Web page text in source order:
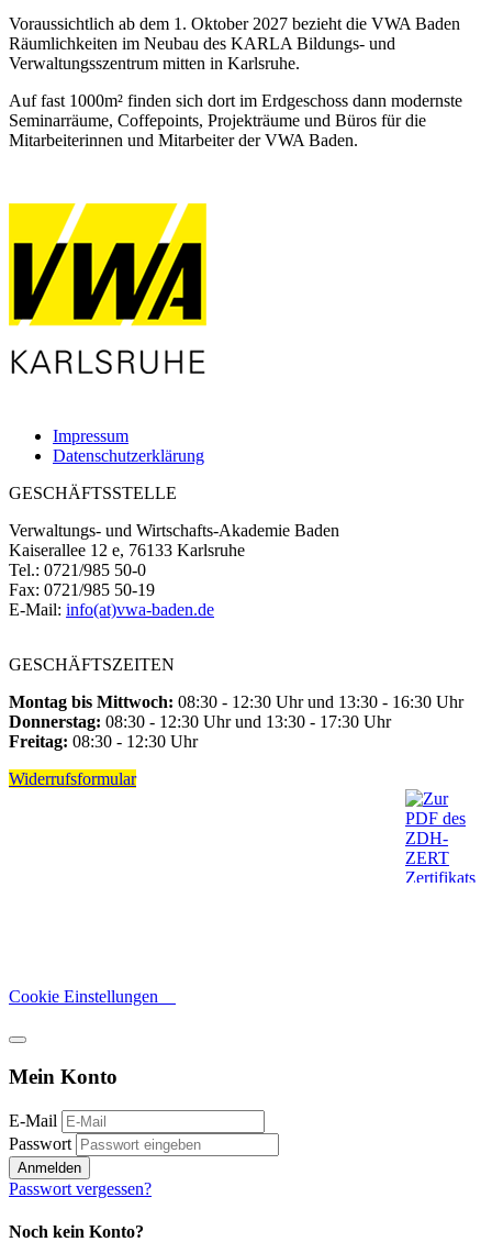
Voraussichtlich ab dem 1. Oktober 2027 bezieht die VWA Baden
Räumlichkeiten im Neubau des KARLA Bildungs- und
Verwaltungsszentrum mitten in Karlsruhe.
Auf fast 1000m² finden sich dort im Erdgeschoss dann modernste
Seminarräume, Coffepoints, Projekträume und Büros für die
Mitarbeiterinnen und Mitarbeiter der VWA Baden.
Impressum
Datenschutzerklärung
GESCHÄFTSSTELLE
Verwaltungs- und Wirtschafts-Akademie Baden
Kaiserallee 12 e, 76133 Karlsruhe
Tel.: 0721/985 50-0
Fax: 0721/985 50-19
E-Mail: info(at)vwa-baden.de
GESCHÄFTSZEITEN
Montag bis Mittwoch: 08:30 - 12:30 Uhr und 13:30 - 16:30 Uhr
Donnerstag: 08:30 - 12:30 Uhr und 13:30 - 17:30 Uhr
Freitag: 08:30 - 12:30 Uhr
Widerrufsformular
Cookie Einstellungen
Mein Konto
E-Mail
Passwort
Anmelden
Passwort vergessen?
Noch kein Konto?